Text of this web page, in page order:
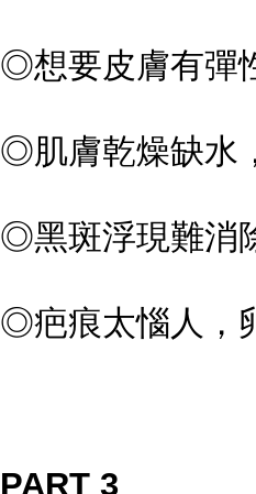
◎想要皮膚有彈
◎肌膚乾燥缺水
◎黑斑浮現難消
◎疤痕太惱人，
PART 3